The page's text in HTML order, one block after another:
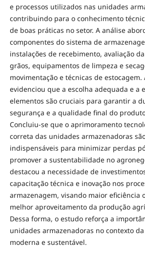
e processos utilizados nas unidades
contribuindo para o conhecimento
de boas práticas no setor. A análise
componentes do sistema de
instalações de recebimento, avaliação
grãos, equipamentos de limpeza e
movimentação e técnicas de estocagem.
evidenciou que a escolha adequada e a
elementos são cruciais para garantir a
segurança e a qualidade final do
Concluiu-se que o aprimoramento
correta das unidades armazenadoras
indispensáveis para minimizar perdas
promover a sustentabilidade no
destacou a necessidade de
capacitação técnica e inovação nos
armazenagem, visando maior eficiência
melhor aproveitamento da produção
Dessa forma, o estudo reforça a
unidades armazenadoras no contexto
moderna e sustentável.